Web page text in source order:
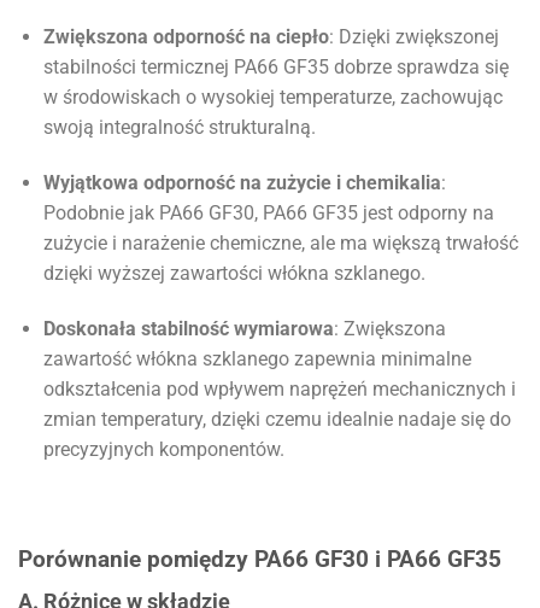
Zwiększona odporność na ciepło: Dzięki zwiększonej
stabilności termicznej PA66 GF35 dobrze sprawdza się
w środowiskach o wysokiej temperaturze, zachowując
swoją integralność strukturalną.
Wyjątkowa odporność na zużycie i chemikalia:
Podobnie jak PA66 GF30, PA66 GF35 jest odporny na
zużycie i narażenie chemiczne, ale ma większą trwałość
dzięki wyższej zawartości włókna szklanego.
Doskonała stabilność wymiarowa: Zwiększona
zawartość włókna szklanego zapewnia minimalne
odkształcenia pod wpływem naprężeń mechanicznych i
zmian temperatury, dzięki czemu idealnie nadaje się do
precyzyjnych komponentów.
Porównanie pomiędzy PA66 GF30 i PA66 GF35
A. Różnice w składzie